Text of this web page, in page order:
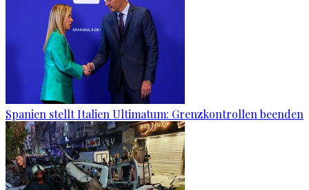
Spanien stellt Italien Ultimatum: Grenzkontrollen beenden